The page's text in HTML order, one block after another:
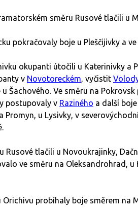
směru Rusové tlačili u
pokračovaly boje u Pleščijivky a ve
okupanti útočili u Katerinivky a
v Novotoreckém, vyčistit
Šachového. Ve směru na
postupovaly v Raziného a další
Promyn, u Lysivky, v
Rusové tlačili u Novoukrajinky,
ve směru na Oleksandrohrad,
probíhaly boje směrem na